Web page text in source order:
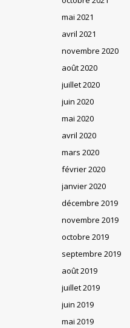
mai 2021
avril 2021
novembre 2020
août 2020
juillet 2020
juin 2020
mai 2020
avril 2020
mars 2020
février 2020
janvier 2020
décembre 2019
novembre 2019
octobre 2019
septembre 2019
août 2019
juillet 2019
juin 2019
mai 2019